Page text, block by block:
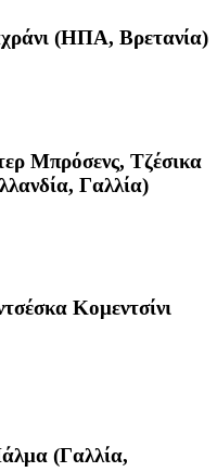
(ΗΠΑ, Βρετανία)
Μπρόσενς, Τζέσικα
Γαλλία)
Κομεντσίνι
(Γαλλία,